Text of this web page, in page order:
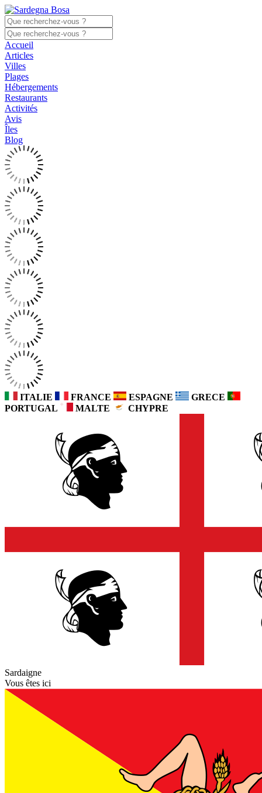
Accueil
Articles
Villes
Plages
Hébergements
Restaurants
Activités
Avis
Îles
Blog
ITALIE FRANCE ESPAGNE
GRECE
PORTUGAL
MALTE CHYPRE
Sardaigne
Vous êtes ici